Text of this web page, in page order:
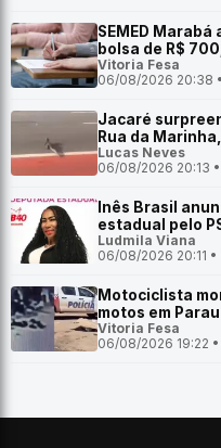
SEMED
bolsa de R$
Vitoria Fesa
06/08/2026 20:38
Jacaré
Rua da
Lucas Neves
06/08/2026 20:13
Inês Brasil
estadual pelo
Ludmila Viana
06/08/2026 20:11 •
Motociclista
motos em
Vitoria Fesa
06/08/2026 19:22 •